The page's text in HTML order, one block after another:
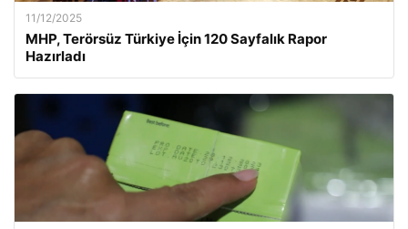
11/12/2025
MHP, Terörsüz Türkiye İçin 120 Sayfalık Rapor
Hazırladı